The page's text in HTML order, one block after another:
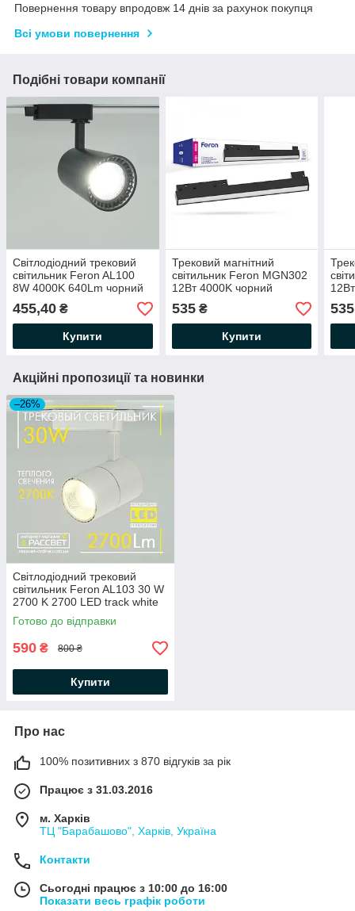
Повернення товару впродовж 14 днів за рахунок покупця
Всі умови повернення
Подібні товари компанії
Світлодіодний трековий
світильник Feron AL100
8W 4000K 640Lm чорний
455,40 ₴
Купити
Трековий магнітний
світильник Feron MGN302
12Вт 4000K чорний
лінійний 30см 960Lm LED
300х22х43мм
535₴
Купити
535
Акційні пропозиції та новинки
–26%
Світлодіодний трековий
світильник Feron AL103 30 W
2700 K 2700 LED track white
теплий білий
Готово до відправки
590 ₴ 800 ₴
Купити
Про нас
100% позитивних з 870 відгуків за рік
Працює з 31.03.2016
м. Харків
ТЦ "Барабашово", Харків, Україна
Контакти
Сьогодні працює з 10:00 до 16:00
Показати весь графік роботи